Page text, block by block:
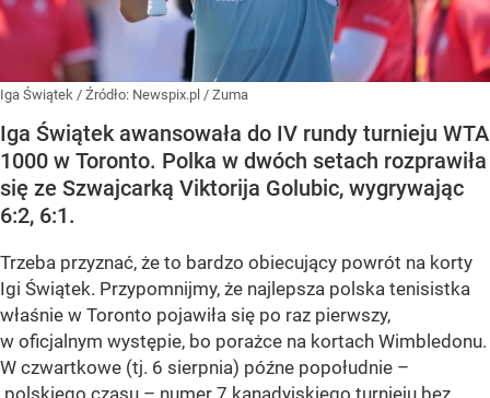
Iga Świątek / Źródło: Newspix.pl / Zuma
Iga Świątek awansowała do IV rundy turnieju WTA
1000 w Toronto. Polka w dwóch setach rozprawiła
się ze Szwajcarką Viktorija Golubic, wygrywając
6:2, 6:1.
Trzeba przyznać, że to bardzo obiecujący powrót na korty
Igi Świątek. Przypomnijmy, że najlepsza polska tenisistka
właśnie w Toronto pojawiła się po raz pierwszy,
w oficjalnym występie, bo porażce na kortach Wimbledonu.
W czwartkowe (tj. 6 sierpnia) późne popołudnie –
polskiego czasu – numer 7 kanadyjskiego turnieju bez